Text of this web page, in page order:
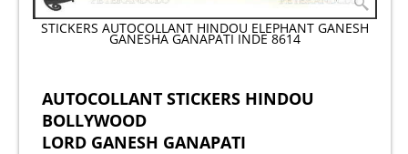
STICKERS AUTOCOLLANT HINDOU ELEPHANT GANESH
GANESHA GANAPATI INDE 8614
AUTOCOLLANT STICKERS HINDOU
BOLLYWOOD
LORD GANESH GANAPATI